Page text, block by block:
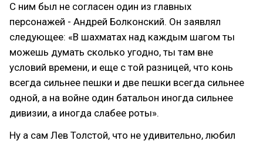
С ним был не согласен один из главных
персонажей - Андрей Болконский. Он заявлял
следующее: «В шахматах над каждым шагом ты
можешь думать сколько угодно, ты там вне
условий времени, и еще с той разницей, что конь
всегда сильнее пешки и две пешки всегда сильнее
одной, a на войне один батальон иногда сильнее
дивизии, а иногда слабее роты».
Ну а сам Лев Толстой, что не удивительно, любил